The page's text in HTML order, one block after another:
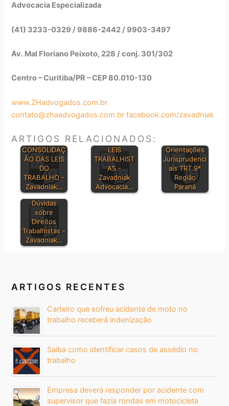
Advocacia Especializada
(41) 3233-0329 / 9886-2442 / 9903-3497
Av. Mal Floriano Peixoto, 228 / conj. 301/302
Centro – Curitiba/PR – CEP 80.010-130
www.ZHadvogados.com.br
contato@zhaadvogados.com.br facebook.com/zavadniak
ARTIGOS RELACIONADOS:
CONSOLIDAÇ
ÃO DAS LEIS
DO
TRABALHO -
Zavadniak…
PRINCIPAIS
LEIS
TRABALHIST
AS -
Zavadniak
Advocacia…
Orientações
Jurisprudenci
ais TRT 9ª
Região
Paraná
Dúvidas
sobre
Direitos
Trabalhistas -
Zavadniak…
ARTIGOS RECENTES
Carteiro que sofreu acidente de moto no
trabalho receberá indenização
Saiba como identificar casos de assédio no
trabalho
Empresa deverá responder por acidente com
supervisor que fazia rondas em motocicleta